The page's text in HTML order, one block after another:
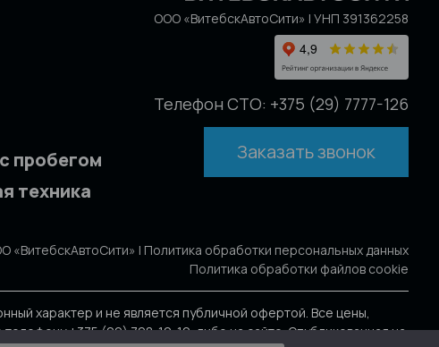
пробегом
техника
ООО «ВитебскАвтоСити» | УНП 391362258
Телефон СТО: +375 (29) 7777-126
Заказать звонок
«ВитебскАвтоСити» | Политика обработки персональных данных
Политика обработки файлов cookie
характер и не является публичной офертой. Все цены,
+375 (29) 708-10-10, либо на сайте. Опубликованная на